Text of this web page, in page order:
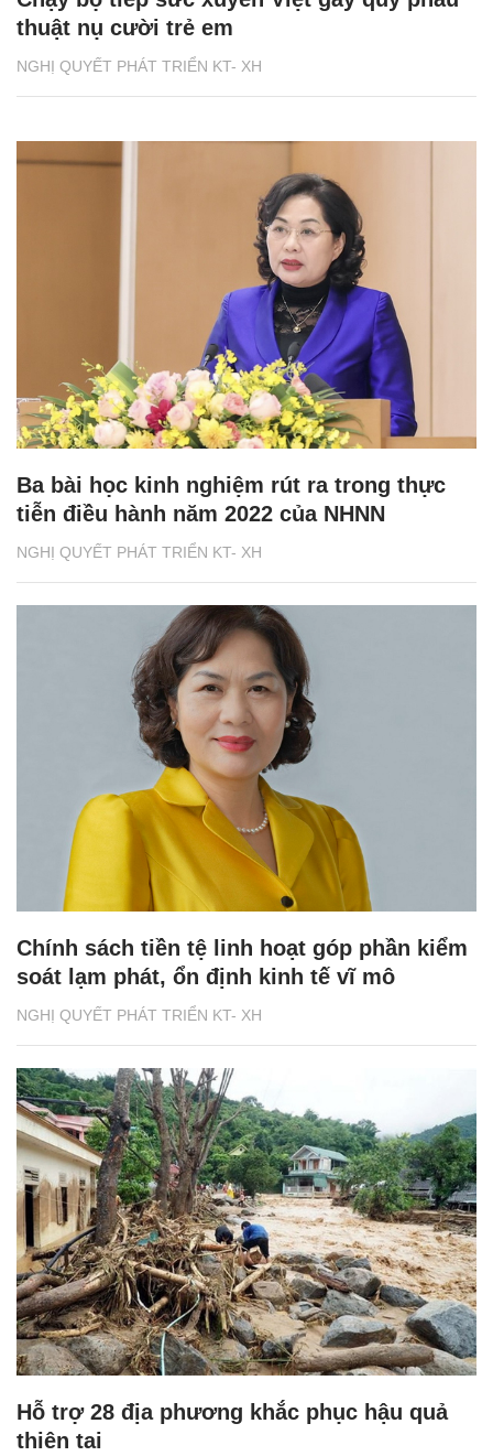
NGHỊ QUYẾT PHÁT TRIỂN KT- XH
thuật nụ cười trẻ em
NGHỊ QUYẾT PHÁT TRIỂN KT- XH
Ba bài học kinh nghiệm rút ra trong thực
tiễn điều hành năm 2022 của NHNN
NGHỊ QUYẾT PHÁT TRIỂN KT- XH
Chính sách tiền tệ linh hoạt góp phần kiểm
soát lạm phát, ổn định kinh tế vĩ mô
Hỗ trợ 28 địa phương khắc phục hậu quả
thiên tai